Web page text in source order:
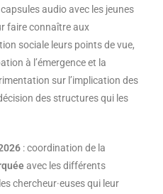
audio avec les jeunes
faire connaître aux
sociale leurs points de vue,
à l’émergence et la
sur l’implication des
des structures qui les
: coordination de la
avec les différents
chercheur·euses qui leur